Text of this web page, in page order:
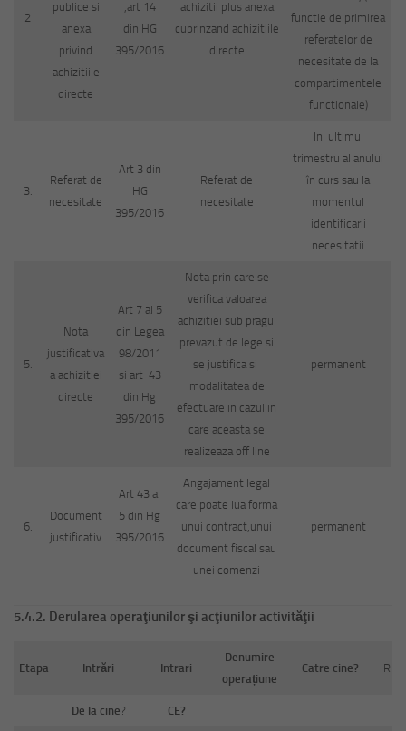
2
publice si
anexa
privind
achizitiile
directe
,art 14
din HG
395/2016
achizitii plus anexa
cuprinzand achizitiile
directe
functie de primirea
referatelor de
necesitate de la
compartimentele
functionale)
3.
Referat de
necesitate
Art 3 din
HG
395/2016
Referat de
necesitate
In ultimul
trimestru al anului
în curs sau la
momentul
identificarii
necesitatii
5.
Nota
justificativa
a achizitiei
directe
Art 7 al 5
din Legea
98/2011
si art 43
din Hg
395/2016
Nota prin care se
verifica valoarea
achizitiei sub pragul
prevazut de lege si
se justifica si
modalitatea de
efectuare in cazul in
care aceasta se
realizeaza off line
permanent
6.
Document
justificativ
Art 43 al
5 din Hg
395/2016
Angajament legal
care poate lua forma
unui contract,unui
document fiscal sau
unei comenzi
permanent
5.4.2. Derularea operaţiunilor şi acţiunilor activităţii
Etapa Intrări Intrari
Denumire
operațiune
Catre cine? R
De la cine? CE?